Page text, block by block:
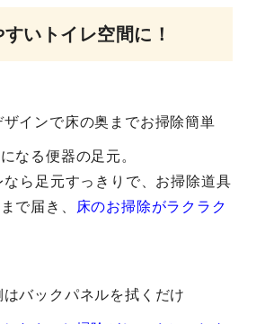
いトイレ空間に！
なる便器の足元。
なら 足元すっきりで、お掃除道具
で届き、
床のお掃除がラクラク